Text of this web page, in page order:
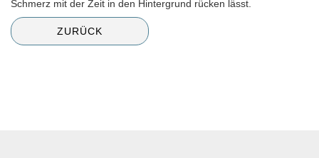
Schmerz mit der Zeit in den Hintergrund rücken lässt.
ZURÜCK